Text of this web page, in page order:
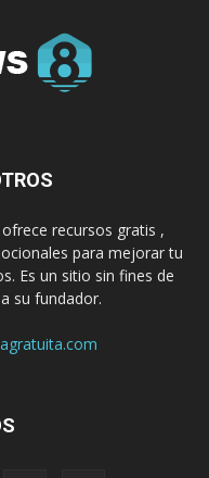
recursos gratis ,
para mejorar tu
Es un sitio sin fines de
su fundador.